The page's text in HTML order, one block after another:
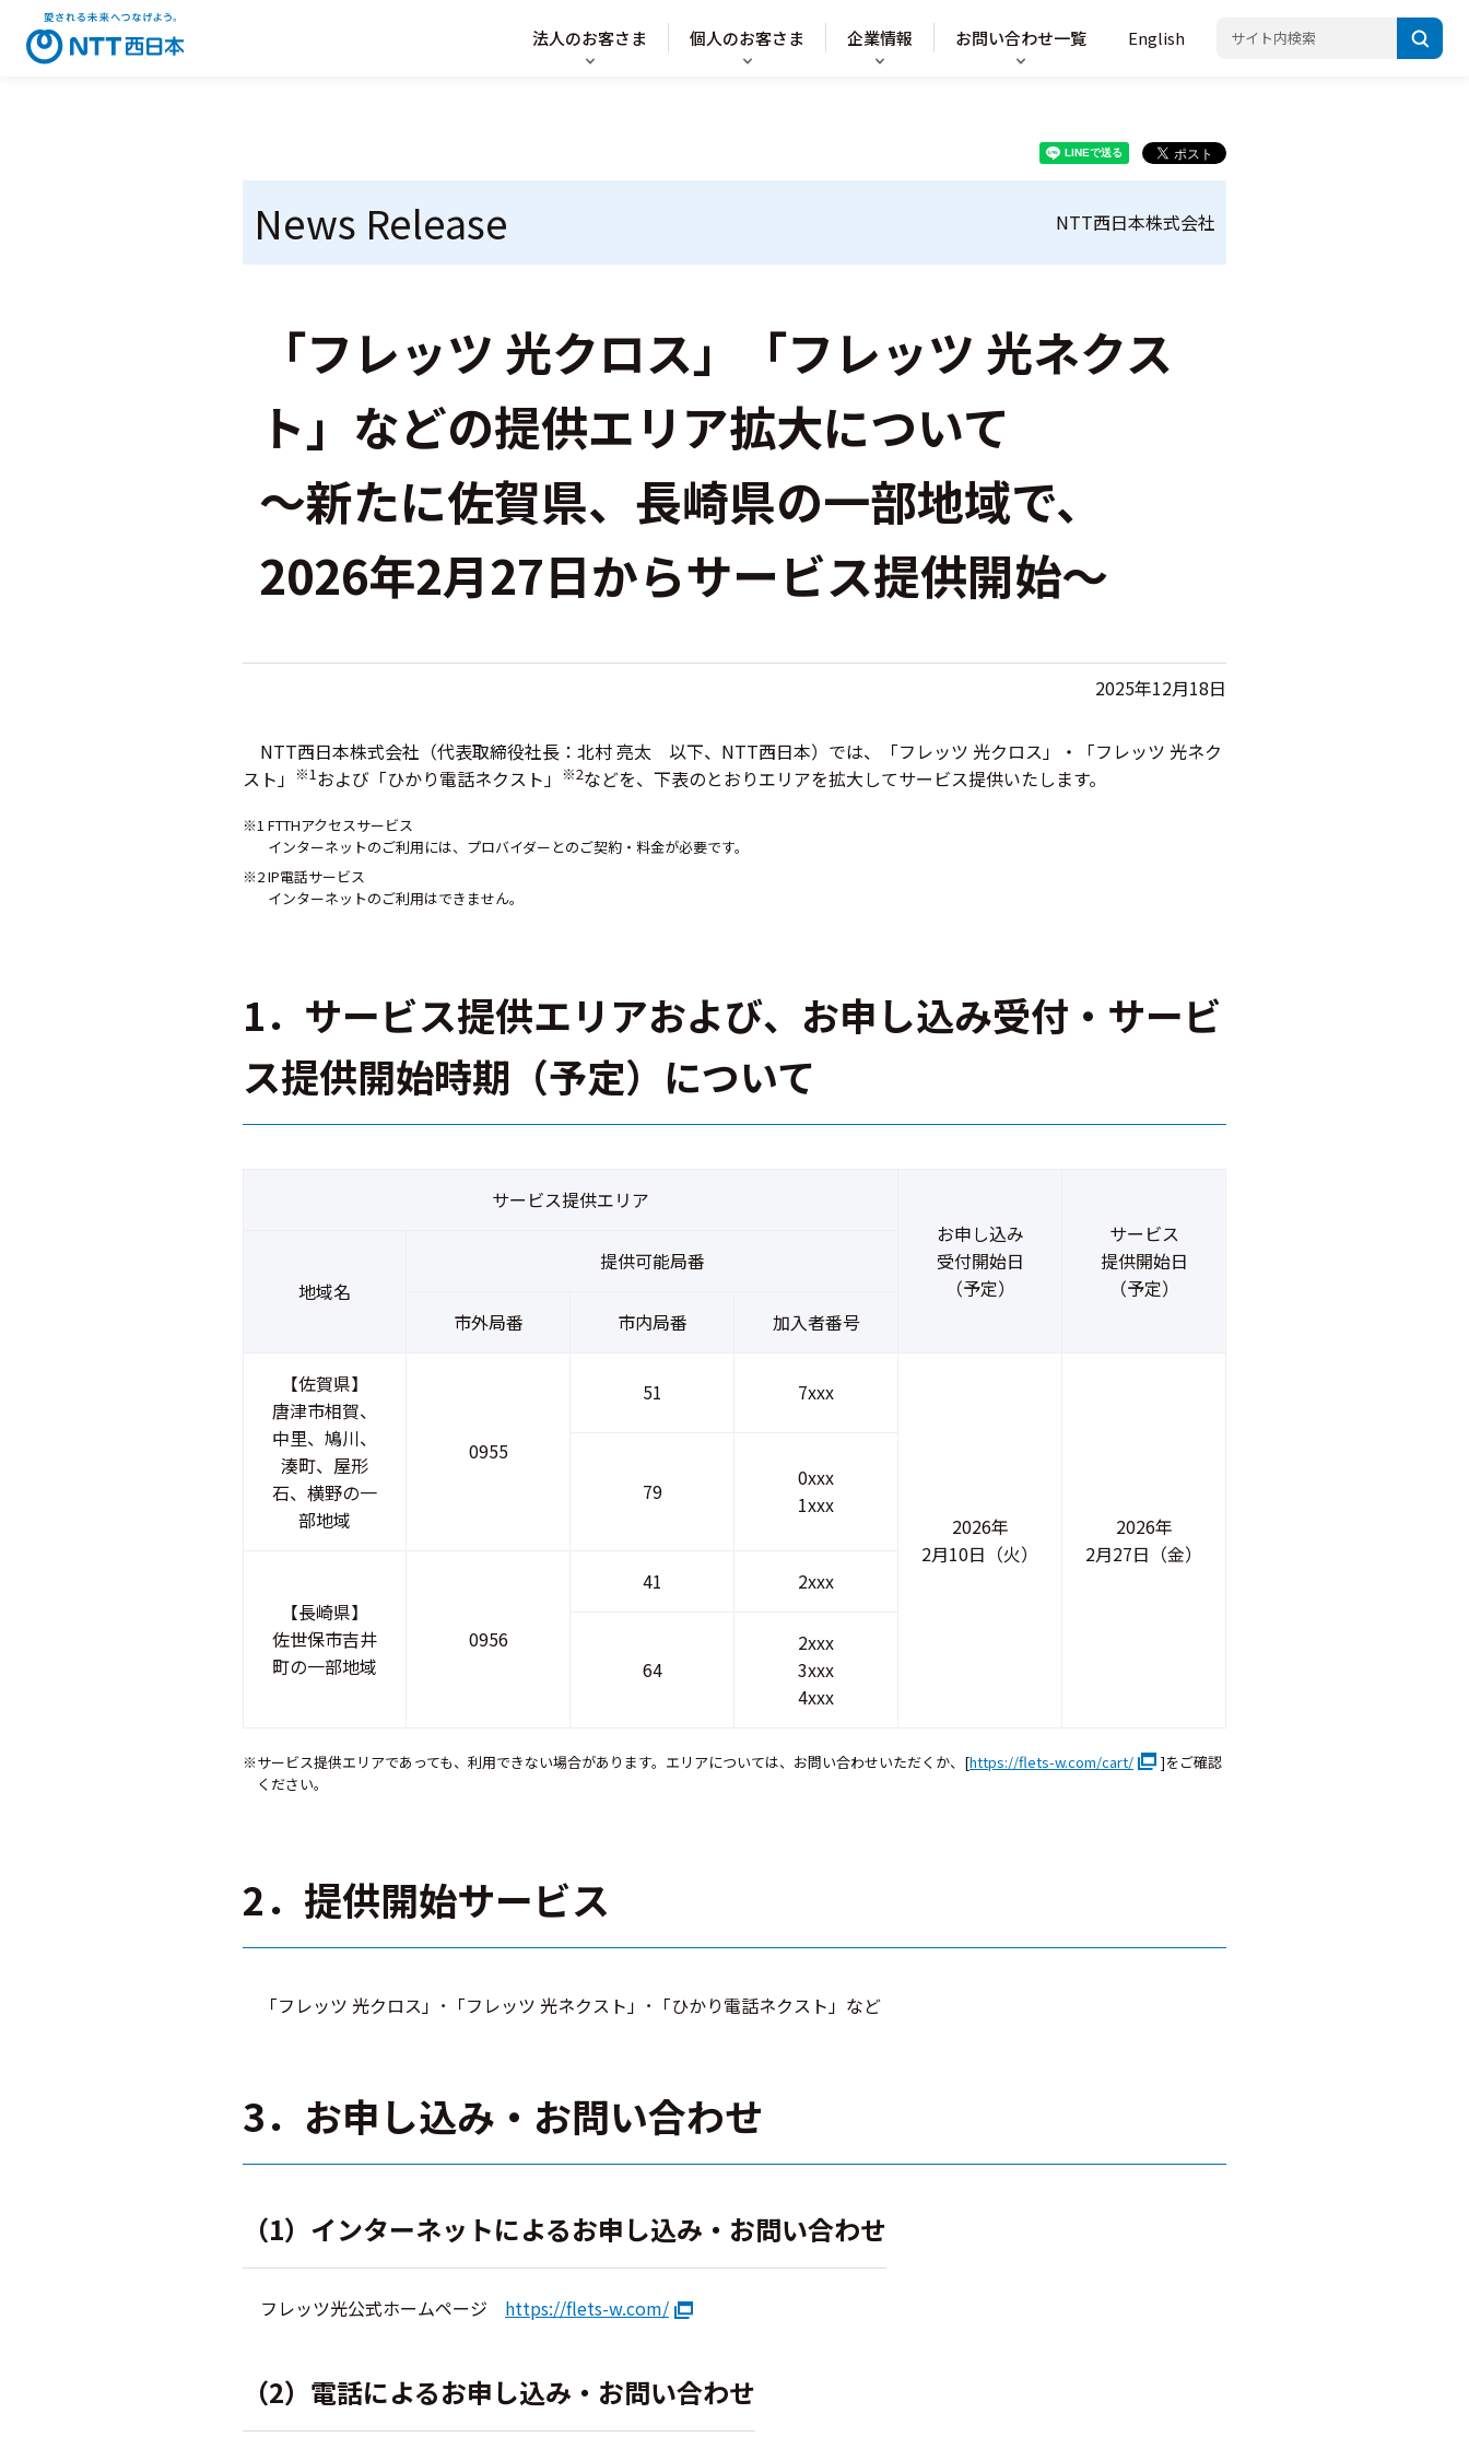
法人のお客さま 個人のお客さま 企業情報 お問い合わせ一覧 English
News Release NTT西日本株式会社
「フレッツ 光クロス」「フレッツ 光ネクス
ト」などの提供エリア拡大について
～新たに佐賀県、長崎県の一部地域で、
2026年2月27日からサービス提供開始～
2025年12月18日
NTT西日本株式会社（代表取締役社長：北村 亮太 以下、NTT西日本）では、「フレッツ 光クロス」・「フレッツ 光ネク
スト」 ※1 および「ひかり電話ネクスト」 ※2などを、下表のとおりエリアを拡大してサービス提供いたします。
※1 FTTHアクセスサービス
インターネットのご利用には、プロバイダーとのご契約・料金が必要です。
※2 IP電話サービス
インターネットのご利用はできません。
1．サービス提供エリアおよび、お申し込み受付・サービ
ス提供開始時期（予定）について
サービス提供エリア
お申し込み
受付開始日
（予定）
サービス
提供開始日
（予定）
地域名
提供可能局番
市外局番 市内局番 加入者番号
【佐賀県】
唐津市相賀、
中里、鳩川、
湊町、屋形
石、横野の一
部地域
0955
51 7xxx
2026年
2月10日（火）
2026年
2月27日（金）
79
0xxx
1xxx
【長崎県】
佐世保市吉井
町の一部地域
0956
41 2xxx
64
2xxx
3xxx
4xxx
※サービス提供エリアであっても、利用できない場合があります。エリアについては、お問い合わせいただくか、[https://flets-w.com/cart/
]をご確認
ください。
2．提供開始サービス
「フレッツ 光クロス」･「フレッツ 光ネクスト」･「ひかり電話ネクスト」など
3．お申し込み・お問い合わせ
（1）インターネットによるお申し込み・お問い合わせ
フレッツ光公式ホームページ https://flets-w.com/
（2）電話によるお申し込み・お問い合わせ